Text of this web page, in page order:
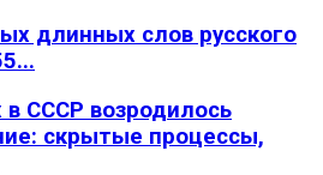
длинных слов русского
в СССР возродилось
скрытые процессы,